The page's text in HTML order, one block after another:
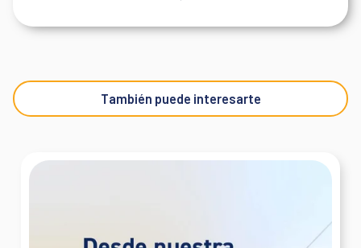
También puede interesarte